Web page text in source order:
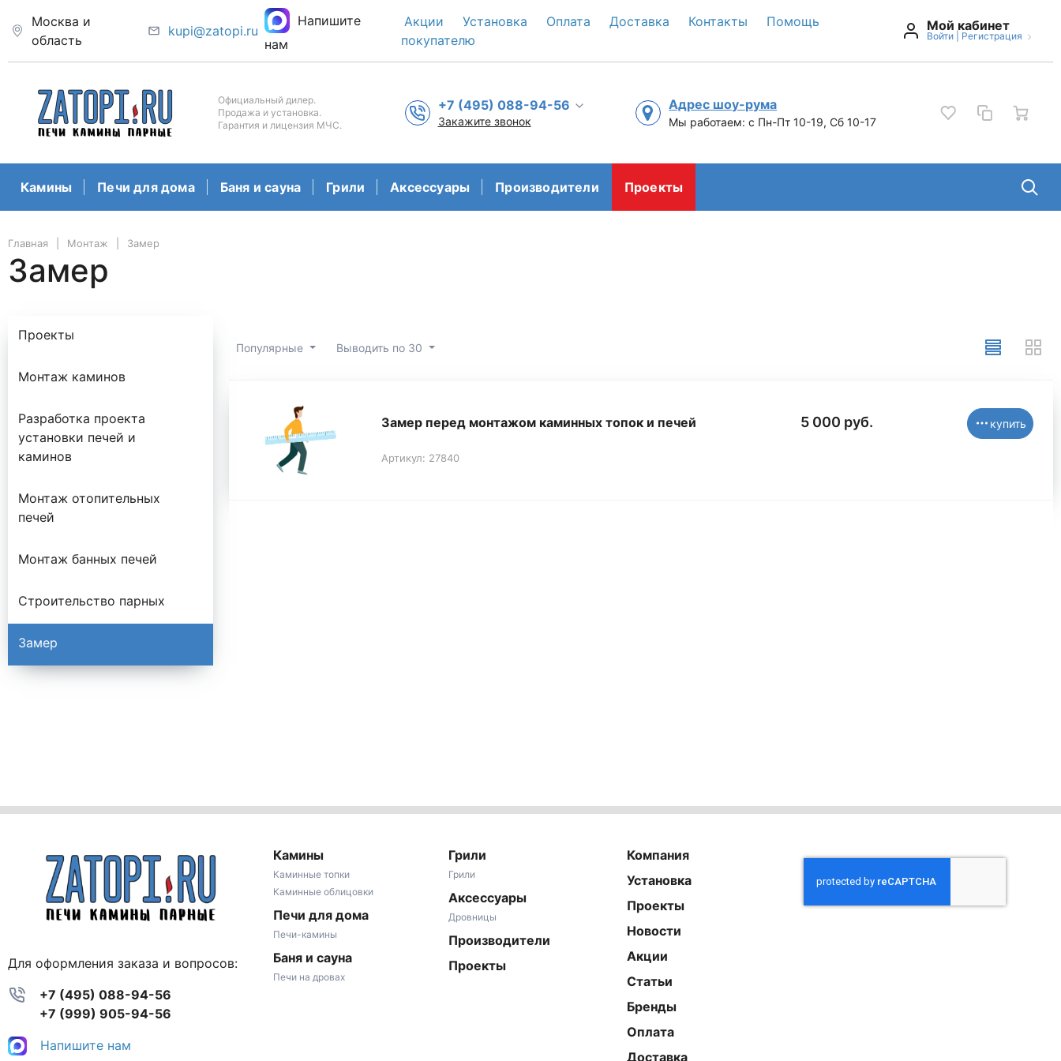
Москва и
область
kupi@zatopi.ru
Напишите
нам
Акции Установка Оплата Доставка Контакты
Помощь
покупателю
Мой кабинет
Войти Регистрация
Официальный дилер.
Продажа и установка.
Гарантия и лицензия МЧС.
+7 (495) 088-94-56
Закажите звонок
Адрес шоу-рума
Мы работаем: c Пн-Пт 10-19, Сб 10-17
Камины Печи для дома Баня и сауна Грили Аксессуары Производители Проекты
Главная Монтаж Замер
Замер
Популярные Выводить по 30
Замер перед монтажом каминных топок и печей
Артикул: 27840
5 000 руб. купить
Проекты
Монтаж каминов
Разработка проекта
установки печей и
каминов
Монтаж отопительных
печей
Монтаж банных печей
Строительство парных
Замер
Для оформления заказа и вопросов:
+7 (495) 088-94-56
+7 (999) 905-94-56
Напишите нам
Камины
Каминные топки
Каминные облицовки
Печи для дома
Печи-камины
Баня и сауна
Печи на дровах
Грили
Грили
Аксессуары
Дровницы
Производители
Проекты
Компания
Установка
Проекты
Новости
Акции
Статьи
Бренды
Оплата
Доставка